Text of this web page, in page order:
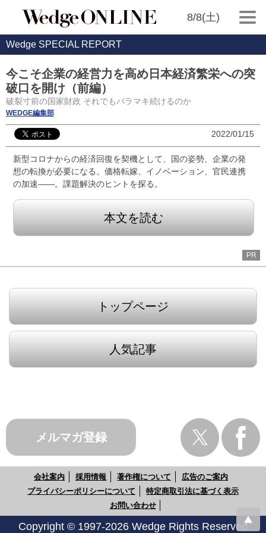
8/8(土)
Wedge SPECIAL REPORT
今こそ企業の経営力を高め日本経済繁栄への突
破口を開け（前編）
破裂寸前の国家財政 それでもバラマキ続けるのか
WEDGE編集部
2022/01/15
新型コロナからの経済回復を契機として、国の姿勢、企業の発
想の転換が必要になる。価格転嫁、イノベーション、官民連携
の加速――。課題解決のヒントを探る。
本文を読む
PR
トップページ
人気記事
メルマガ登録
会社案内 採用情報 著作権について
広告のご案内
プライバシーポリシーについて
特定商取引法に基づく表示
お問い合わせ
Copyright © 1997-2026 Wedge Rights Reserved